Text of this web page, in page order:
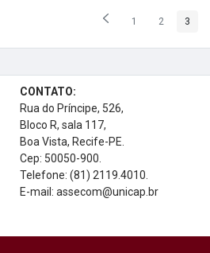
Página
1 Página
2 3
CONTATO:
Rua do Príncipe, 526,
Bloco R, sala 117,
Boa Vista, Recife-PE.
Cep: 50050-900.
Telefone: (81) 2119.4010.
E-mail: assecom@unicap.br